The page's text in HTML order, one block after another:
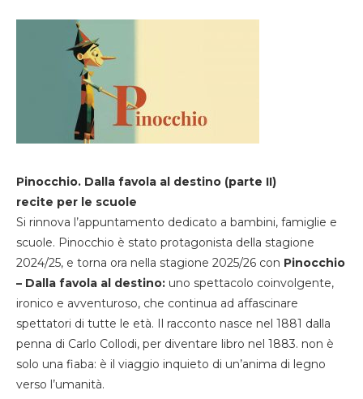
Pinocchio. Dalla favola al destino (parte II)
recite per le scuole
Si rinnova l’appuntamento dedicato a bambini, famiglie e
scuole. Pinocchio è stato protagonista della stagione
2024/25, e torna ora nella stagione 2025/26 con Pinocchio
– Dalla favola al destino: uno spettacolo coinvolgente,
ironico e avventuroso, che continua ad affascinare
spettatori di tutte le età. Il racconto nasce nel 1881 dalla
penna di Carlo Collodi, per diventare libro nel 1883. non è
solo una fiaba: è il viaggio inquieto di un’anima di legno
verso l’umanità.